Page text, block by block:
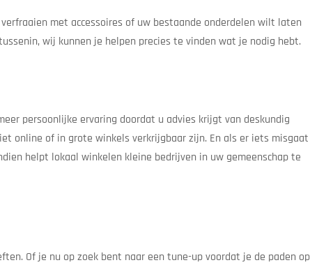
met accessoires of uw bestaande onderdelen wilt laten
wij kunnen je helpen precies te vinden wat je nodig hebt.
persoonlijke ervaring doordat u advies krijgt van deskundig
online of in grote winkels verkrijgbaar zijn. En als er iets misgaat
helpt lokaal winkelen kleine bedrijven in uw gemeenschap te
Of je nu op zoek bent naar een tune-up voordat je de paden op